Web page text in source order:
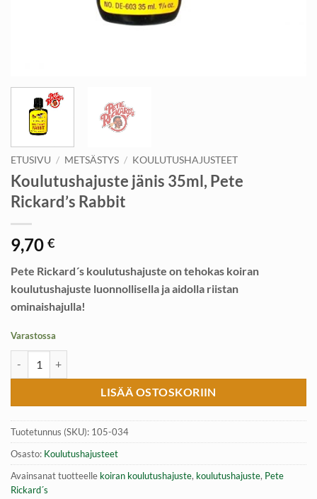
ETUSIVU / METSÄSTYS / KOULUTUSHAJUSTEET
Koulutushajuste jänis 35ml, Pete
Rickard’s Rabbit
9,70 €
Pete Rickard´s koulutushajuste on tehokas koiran
koulutushajuste luonnollisella ja aidolla riistan
ominaishajulla!
Varastossa
LISÄÄ OSTOSKORIIN
Tuotetunnus (SKU): 105-034
Osasto: Koulutushajusteet
Avainsanat tuotteelle koiran koulutushajuste, koulutushajuste, Pete
Rickard´s